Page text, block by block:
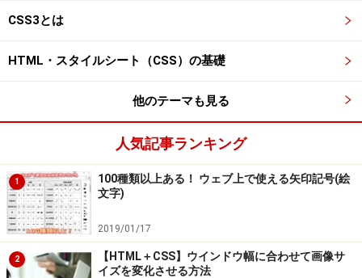
CSS3とは
HTML・スタイルシート（CSS）の基礎
他のテーマも見る
人気記事ランキング
1
100種類以上ある！ ウェブ上で使える矢印記号(絵
文字)
2019/01/17
2
【HTML＋CSS】ウインドウ幅に合わせて画像サ
イズを変化させる方法